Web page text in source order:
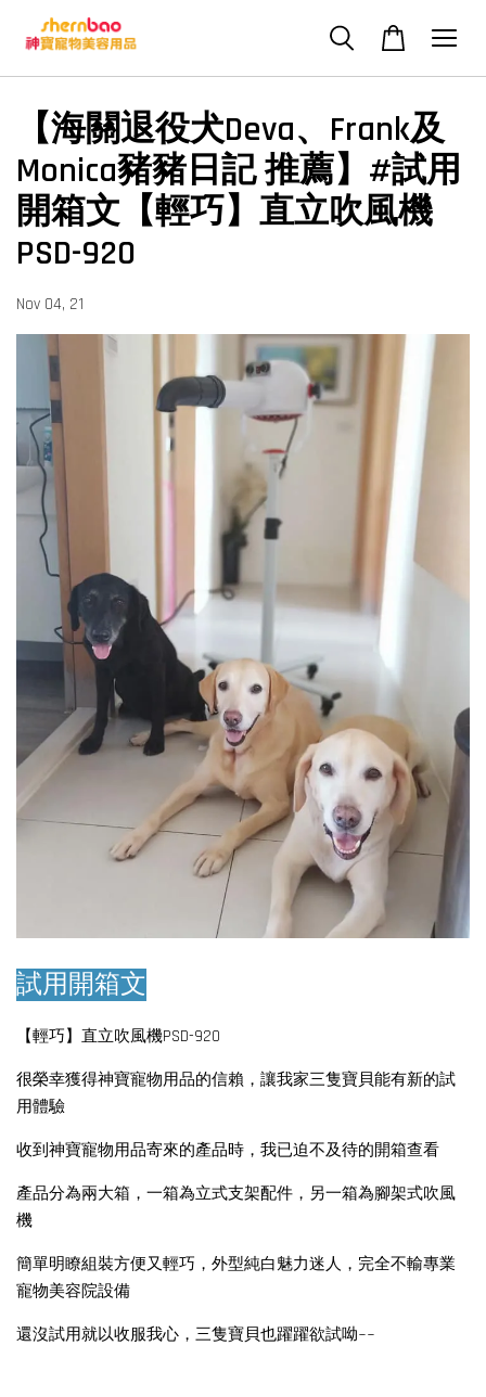
【海關退役犬Deva、Frank及
Monica豬豬日記 推薦】#試用
開箱文【輕巧】直立吹風機
PSD-920
Nov 04, 21
試用開箱文
【輕巧】直立吹風機PSD-920
很榮幸獲得神寶寵物用品的信賴，讓我家三隻寶貝能有新的試
用體驗
收到神寶寵物用品寄來的產品時，我已迫不及待的開箱查看
產品分為兩大箱，一箱為立式支架配件，另一箱為腳架式吹風
機
簡單明瞭組裝方便又輕巧，外型純白魅力迷人，完全不輸專業
寵物美容院設備
還沒試用就以收服我心，三隻寶貝也躍躍欲試呦~~